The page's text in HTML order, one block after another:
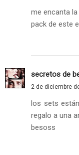
me encanta
pack de este
secretos de
2 de diciembre
los sets
regalo a una
besoss